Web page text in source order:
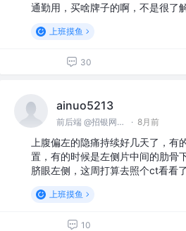
通勤用，买啥牌子的啊，不是很了
上班摸鱼
30
ainuo5213
前后端 @招银网络科技 · 8月前
上腹偏左的隐痛持续好几天了，有
置，有的时候是左侧片中间的肋骨
脐眼左侧，这周打算去照个ct看看了
上班摸鱼
10